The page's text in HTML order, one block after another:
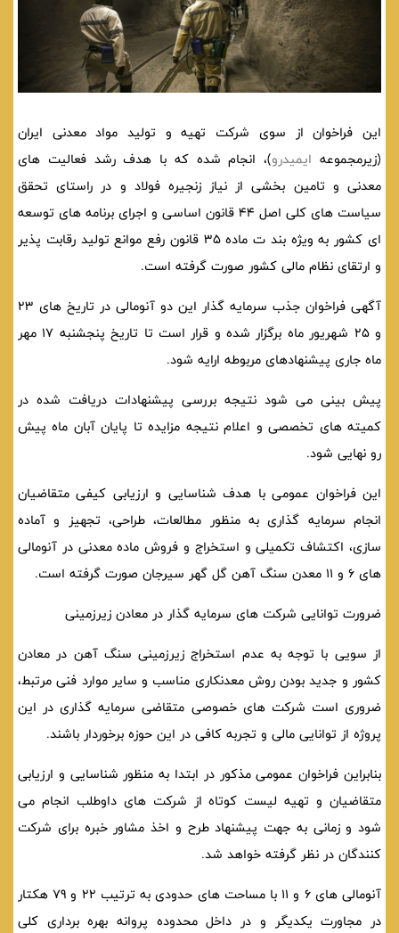
این فراخوان از سوی شرکت تهیه و تولید مواد معدنی ایران
(زیرمجموعه ایمیدرو)، انجام شده که با هدف رشد فعالیت های
معدنی و تامین بخشی از نیاز زنجیره فولاد و در راستای تحقق
سیاست های کلی اصل 44 قانون اساسی و اجرای برنامه های توسعه
ای کشور به ویژه بند ت ماده 35 قانون رفع موانع تولید رقابت پذیر
و ارتقای نظام مالی کشور صورت گرفته است.
آگهی فراخوان جذب سرمایه گذار این دو آنومالی در تاریخ ‌های 23
و 25 شهریور ماه برگزار شده و قرار است تا تاریخ پنجشنبه 17 مهر
ماه جاری پیشنهادهای مربوطه ارایه شود.
پیش بینی می شود نتیجه بررسی پیشنهادات دریافت شده در
کمیته های تخصصی و اعلام نتیجه مزایده تا پایان آبان ماه پیش
رو نهایی شود.
این فراخوان عمومی با هدف شناسایی و ارزیابی کیفی متقاضیان
انجام سرمایه گذاری به منظور مطالعات، طراحی، تجهیز و آماده
سازی، اکتشاف تکمیلی و استخراج و فروش ماده معدنی در آنومالی
های 6 و 11 معدن سنگ آهن گل گهر سیرجان صورت گرفته است.
ضرورت توانایی شرکت های سرمایه گذار در معادن زیرزمینی
از سویی با توجه به عدم استخراج زیرزمینی سنگ آهن در معادن
کشور و جدید بودن روش معدنکاری مناسب و سایر موارد فنی مرتبط،
ضروری است شرکت های خصوصی متقاضی سرمایه گذاری در این
پروژه از توانایی مالی و تجربه کافی در این حوزه برخوردار باشند.
بنابراین فراخوان عمومی مذکور در ابتدا به منظور شناسایی و ارزیابی
متقاضیان و تهیه لیست کوتاه از شرکت های داوطلب انجام می
شود و زمانی به جهت پیشنهاد طرح و اخذ مشاور خبره برای شرکت
کنندگان در نظر گرفته خواهد شد.
آنومالی های 6 و 11 با مساحت های حدودی به ترتیب 22 و 79 هکتار
در مجاورت یکدیگر و در داخل محدوده پروانه بهره برداری کلی